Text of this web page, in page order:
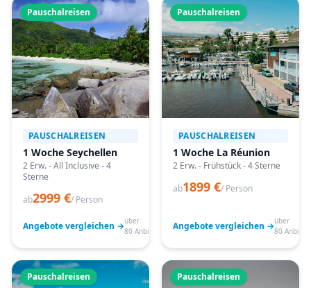
Pauschalreisen
PAUSCHALREISEN
1 Woche Seychellen
2 Erw. - All Inclusive - 4
Sterne
ab2999 €/ Person
Angebote vergleichen →über
80 Anbieter
Pauschalreisen
PAUSCHALREISEN
1 Woche La Réunion
2 Erw. - Frühstück - 4 Sterne
ab1899 €/ Person
Angebote vergleichen →über
80
Pauschalreisen Pauschalreisen